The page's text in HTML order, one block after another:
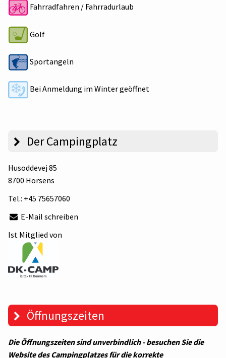
Fahrradfahren / Fahrradurlaub
Golf
Sportangeln
Bei Anmeldung im Winter geöffnet
Der Campingplatz
Husoddevej 85
8700 Horsens
Tel.: +45 75657060
E-Mail schreiben
Ist Mitglied von
Öffnungszeiten
Die Öffnungszeiten sind unverbindlich - besuchen Sie die
Website des Campingplatzes für die korrekte